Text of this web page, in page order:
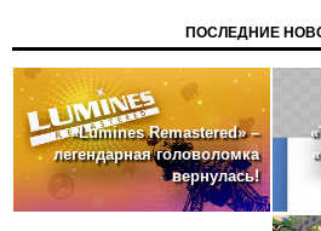
ПОСЛЕДНИЕ
«Lumines Remastered» –
легендарная головоломка
вернулась!